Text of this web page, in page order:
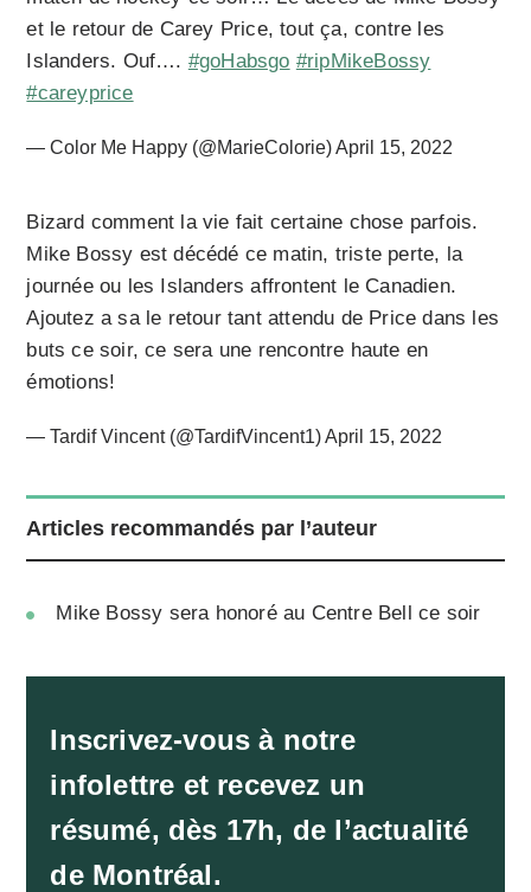
et le retour de Carey Price, tout ça, contre les
Islanders. Ouf…. #goHabsgo #ripMikeBossy
#careyprice
— Color Me Happy (@MarieColorie)April 15, 2022
Bizard comment la vie fait certaine chose parfois.
Mike Bossy est décédé ce matin, triste perte, la
journée ou les Islanders affrontent le Canadien.
Ajoutez a sa le retour tant attendu de Price dans les
buts ce soir, ce sera une rencontre haute en
émotions!
— Tardif Vincent (@TardifVincent1)April 15, 2022
Articles recommandés par l’auteur
Mike Bossy sera honoré au Centre Bell ce soir
Inscrivez-vous à notre
infolettre et recevez un
résumé, dès 17h, de l’actualité
de Montréal.